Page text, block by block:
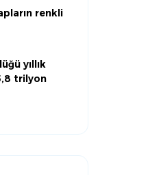
renkli
yıllık
trilyon